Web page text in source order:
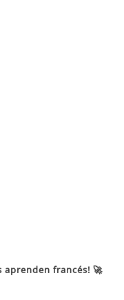
aprenden francés! 🚀